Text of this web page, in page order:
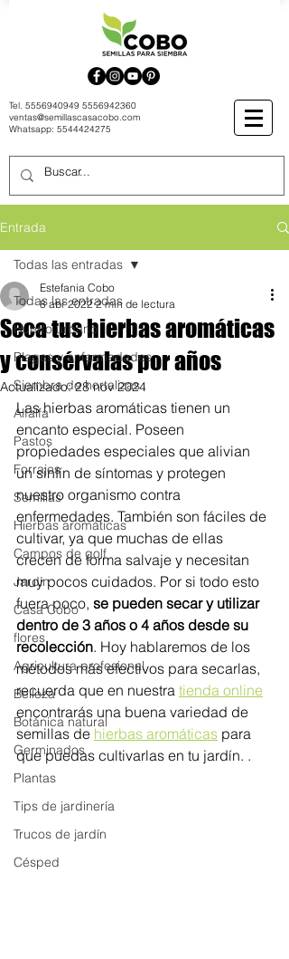
Tel. 5556940949 5556942360
ventas@semillascasacobo.com
Whatsapp: 5544424275
Entrada
Todas las entradas
Huerto urbano
Plagas y enfermedades
Siembra de hortalizas
Alfalfa
Pastos
Forrajes
Semillas
Hierbas aromáticas
Campos de golf
Jardín
Casa Cobo
flores
Agricultura profesional
Belleza
Botánica natural
Germinados
Plantas
Tips de jardinería
Trucos de jardín
Césped
Todas las entradas
Seca tus hierbas aromáticas
y consérvalas por años
Estefania Cobo
8 abr 2022 2 min de lectura
Actualizado:28 nov 2024
Las hierbas aromáticas tienen un
encanto especial. Poseen
propiedades especiales que alivian
un sinfín de síntomas y protegen
nuestro organismo contra
enfermedades. También son fáciles de
cultivar, ya que muchas de ellas
crecen de forma salvaje y necesitan
muy pocos cuidados. Por si todo esto
fuera poco, se pueden secar y utilizar
dentro de 3 años o 4 años desde su
recolección. Hoy hablaremos de los
métodos más efectivos para secarlas,
recuerda que en nuestra tienda online
encontrarás una buena variedad de
semillas de hierbas aromáticas para
que puedas cultivarlas en tu jardín. .